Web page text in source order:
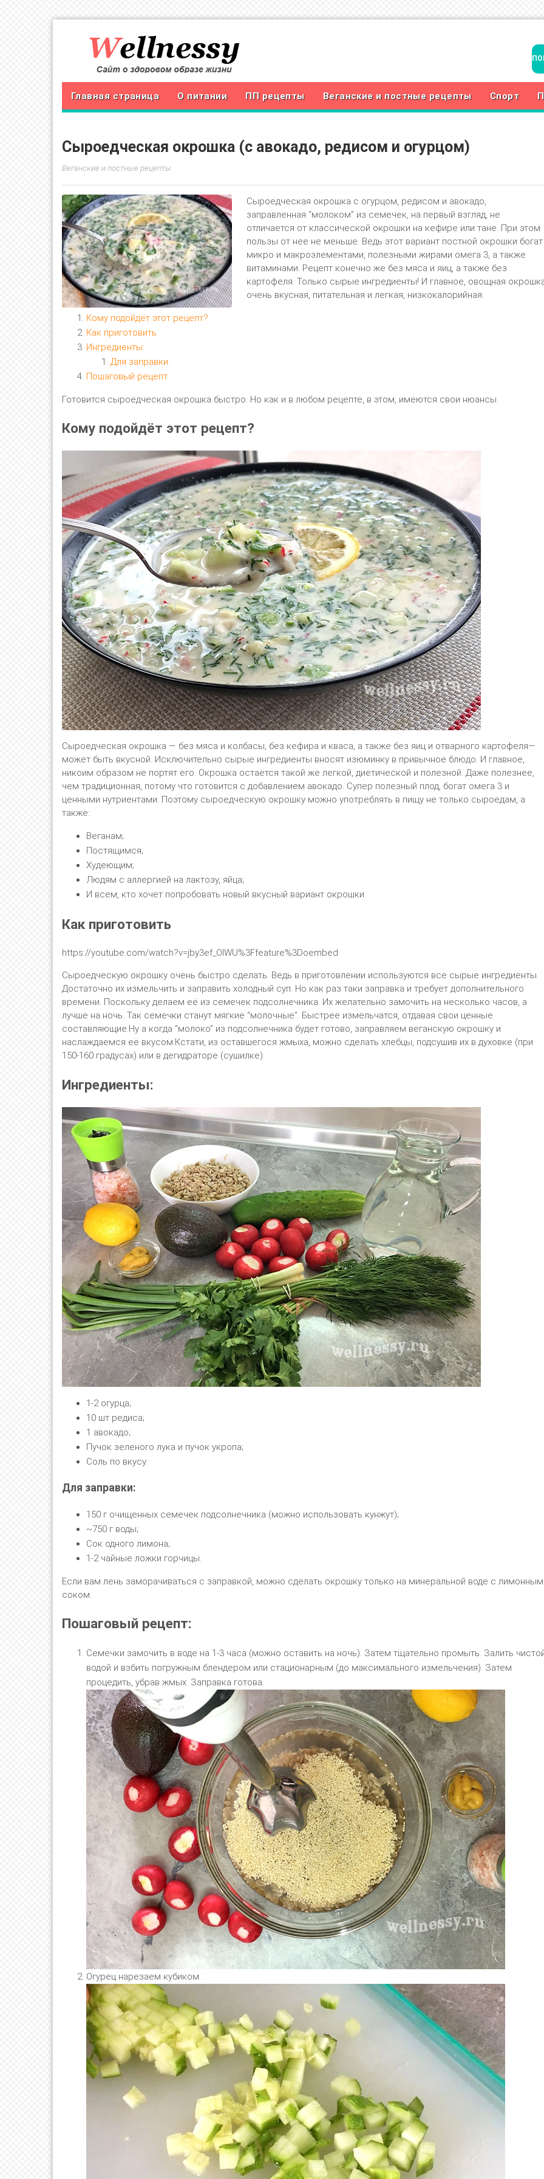
Главная страница О питании ПП рецепты Веганские и постные рецепты Спорт
Сыроедческая окрошка (с авокадо, редисом и огурцом)
Веганские и постные рецепты
Сыроедческая окрошка с огурцом, редисом и авокадо,
заправленная “молоком” из семечек, на первый взгляд, не
отличается от классической окрошки на кефире или тане. При этом
пользы от нее не меньше. Ведь этот вариант постной окрошки богат
микро и макроэлементами, полезными жирами омега 3, а также
витаминами. Рецепт конечно же без мяса и яиц, а также без
картофеля. Только сырые ингредиенты! И главное, овощная
очень вкусная, питательная и легкая, низкокалорийная.
Кому подойдёт этот рецепт?
Как приготовить
Ингредиенты:
Для заправки:
Пошаговый рецепт:
Готовится сыроедческая окрошка быстро. Но как и в любом рецепте, в этом, имеются свои нюансы.
Кому подойдёт этот рецепт?
Сыроедческая окрошка — без мяса и колбасы, без кефира и кваса, а также без яиц и отварного картофеля—
может быть вкусной. Исключительно сырые ингредиенты вносят изюминку в привычное блюдо. И главное,
никоим образом не портят его. Окрошка остаётся такой же легкой, диетической и полезной. Даже полезнее,
чем традиционная, потому что готовится с добавлением авокадо. Супер полезный плод, богат омега 3 и
ценными нутриентами. Поэтому сыроедческую окрошку можно употреблять в пищу не только сыроедам, а
также:
Веганам;
Постящимся;
Худеющим;
Людям с аллергией на лактозу, яйца;
И всем, кто хочет попробовать новый вкусный вариант окрошки.
Как приготовить
https://youtube.com/watch?v=jby3ef_OlWU%3Ffeature%3Doembed
Сыроедческую окрошку очень быстро сделать. Ведь в приготовлении используются все сырые ингредиенты.
Достаточно их измельчить и заправить холодный суп. Но как раз таки заправка и требует дополнительного
времени. Поскольку делаем её из семечек подсолнечника. Их желательно замочить на несколько часов, а
лучше на ночь. Так семечки станут мягкие “молочные”. Быстрее измельчатся, отдавая свои ценные
составляющие.Ну а когда “молоко” из подсолнечника будет готово, заправляем веганскую окрошку и
наслаждаемся её вкусом.Кстати, из оставшегося жмыха, можно сделать хлебцы, подсушив их в духовке (при
150-160 градусах) или в дегидраторе (сушилке).
Ингредиенты:
1-2 огурца;
10 шт редиса;
1 авокадо;
Пучок зеленого лука и пучок укропа;
Соль по вкусу.
Для заправки:
150 г очищенных семечек подсолнечника (можно использовать кунжут);
~750 г воды;
Сок одного лимона;
1-2 чайные ложки горчицы.
Если вам лень заморачиваться с заправкой, можно сделать окрошку только на минеральной воде с лимонным
соком.
Пошаговый рецепт:
Семечки замочить в воде на 1-3 часа (можно оставить на ночь). Затем тщательно промыть. Залить
водой и взбить погружным блендером или стационарным (до максимального измельчения). Затем
процедить, убрав жмых. Заправка готова.
Огурец нарезаем кубиком.